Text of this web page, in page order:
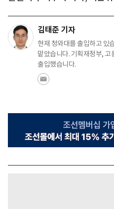
김태준 기자
현재 청와대를 출입하고 있
맡았습니다. 기획재정부, 고
출입했습니다.